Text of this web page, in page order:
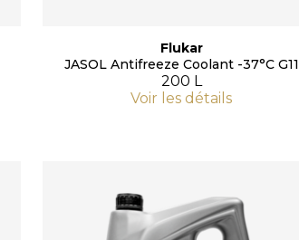
Flukar
JASOL Antifreeze Coolant -37°C G11
200 L
Voir les détails